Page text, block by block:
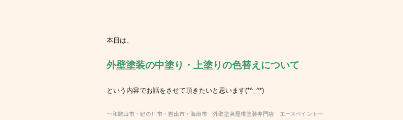
本日は、
外壁塗装の中塗り・上塗りの色替えについて
という内容でお話をさせて頂きたいと思います(*^_^*)
～和歌山市・紀の川市・岩出市・海南市 外壁塗装屋根塗装専門店 エースペイント～